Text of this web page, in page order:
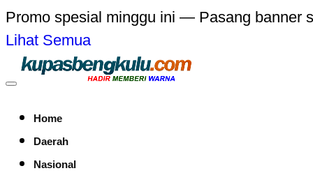
Promo spesial minggu ini — Pasang banner
Lihat Semua
Home
Daerah
Nasional